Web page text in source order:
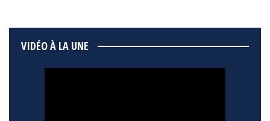
VIDÉO À LA UNE